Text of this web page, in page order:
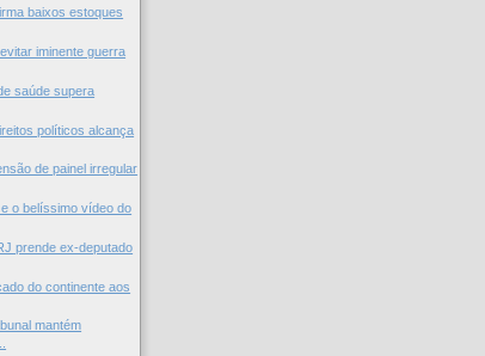
baixos estoques
iminente guerra
saúde supera
políticos alcança
de painel irregular
o belíssimo vídeo do
prende ex-deputado
do continente aos
mantém